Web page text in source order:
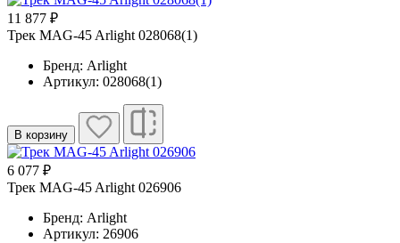
11 877 ₽
Трек MAG-45 Arlight 028068(1)
Бренд: Arlight
Артикул: 028068(1)
В корзину
6 077 ₽
Трек MAG-45 Arlight 026906
Бренд: Arlight
Артикул: 26906